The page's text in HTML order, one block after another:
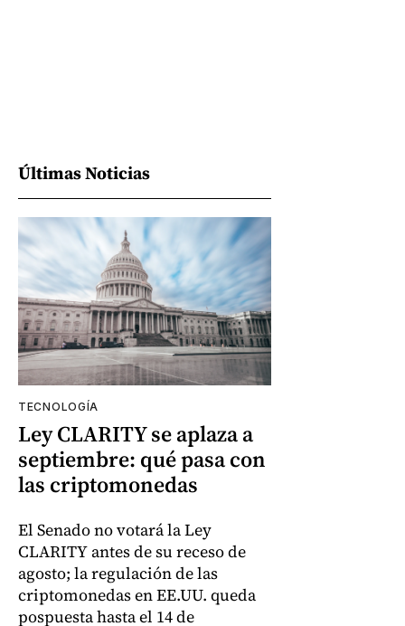
Últimas Noticias
TECNOLOGÍA
Ley CLARITY se aplaza a
septiembre: qué pasa con
las criptomonedas
El Senado no votará la Ley
CLARITY antes de su receso de
agosto; la regulación de las
criptomonedas en EE.UU. queda
pospuesta hasta el 14 de